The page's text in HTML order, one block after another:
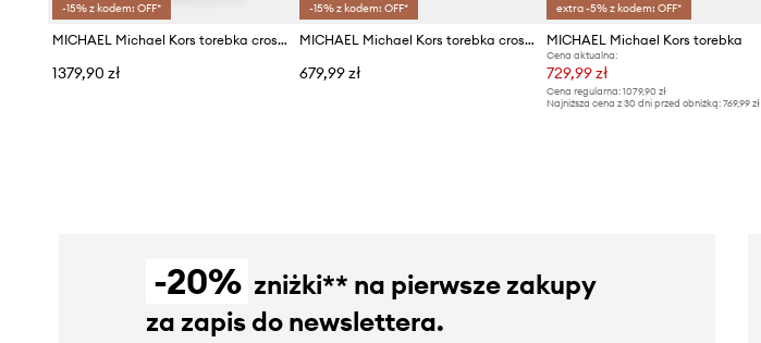
-15% z kodem: OFF*
MICHAEL Michael Kors torebka crossbody damska skórzana Holmes
1379,90 zł
-15% z kodem: OFF*
MICHAEL Michael Kors torebka crossbody damska skórzana May
679,99 zł
extra -5% z kodem: OFF*
MICHAEL Michael Kors torebka
Cena aktualna:
729,99 zł
Cena regularna: 1079,90 zł
Najniższa cena z 30 dni przed obniżką: 769,99 zł
-20% zniżki** na pierwsze zakupy
za zapis do newslettera.